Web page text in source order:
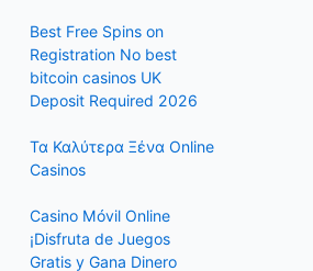
o
r
:
Best Free Spins on
Registration No best
bitcoin casinos UK
Deposit Required 2026
Τα Καλύτερα Ξένα Online
Casinos
Casino Móvil Online
¡Disfruta de Juegos
Gratis y Gana Dinero